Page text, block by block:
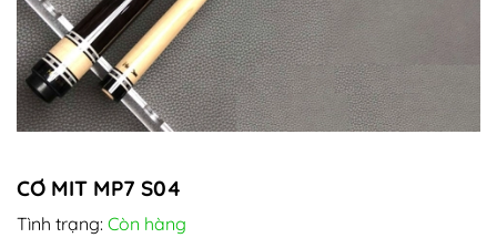
CƠ MIT MP7 S04
Tình trạng: Còn hàng